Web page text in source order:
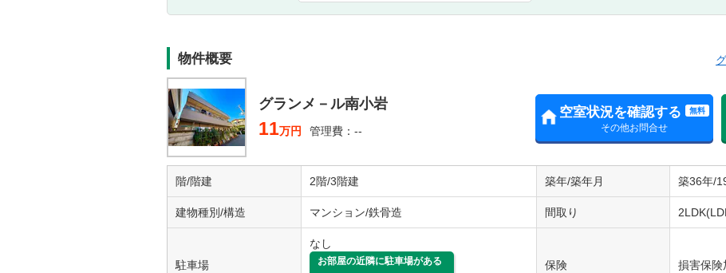
物件概要
グランメ－ル南小岩
11万円 管理費：--
空室状況を確認する 無料
その他お問合せ
階/階建 2階/3階建 築年/築年月 築36年/
建物種別/構造 マンション/鉄骨造 間取り
駐車場
なし
お部屋の近隣に駐車場がある
保険 損害保険